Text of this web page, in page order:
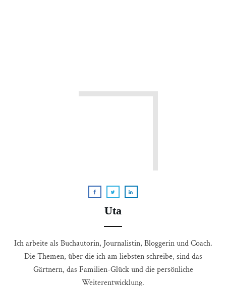
Uta
Ich arbeite als Buchautorin, Journalistin, Bloggerin und Coach.
Die Themen, über die ich am liebsten schreibe, sind das
Gärtnern, das Familien-Glück und die persönliche
Weiterentwicklung.